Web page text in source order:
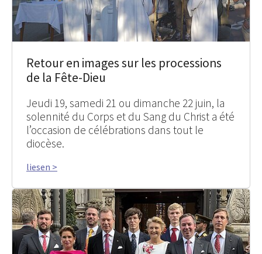
Retour en images sur les processions
de la Fête-Dieu
Jeudi 19, samedi 21 ou dimanche 22 juin, la
solennité du Corps et du Sang du Christ a été
l’occasion de célébrations dans tout le
diocèse.
liesen >